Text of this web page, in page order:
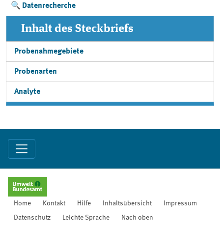
Datenrecherche
Inhalt des Steckbriefs
Probenahmegebiete
Probenarten
Analyte
Home Kontakt Hilfe Inhaltsübersicht Impressum
Datenschutz Leichte Sprache Nach oben